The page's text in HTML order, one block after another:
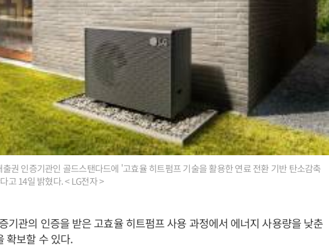
권 인증기관인 골드스탠다드에 '고효율 히트펌프 기술을 활용한 연료 전환 기반 탄소감축
고 14일 밝혔다. < LG전자 >
기관의 인증을 받은 고효율 히트펌프 사용 과정에서 에너지 사용량을 낮춘
확보할 수 있다.